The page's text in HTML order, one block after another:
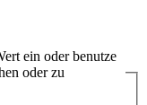
ein oder benutze
oder zu